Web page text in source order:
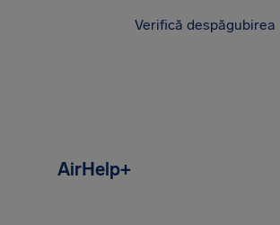
Verifică despăgubirea
AirHelp+